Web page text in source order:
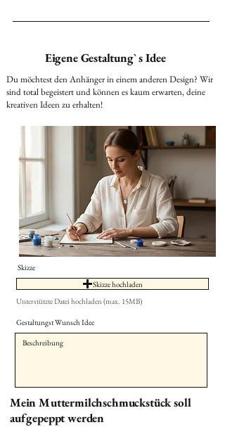
Eigene Gestaltung` s Idee
Du möchtest den Anhänger in einem anderen Design? Wir
sind total begeistert und können es kaum erwarten, deine
kreativen Ideen zu erhalten!
Skizze
Skizze hochladen
Unterstützte Datei hochladen (max. 15MB)
Gestaltungst Wunsch Idee
Mein Muttermilchschmuckstück soll
aufgepeppt werden